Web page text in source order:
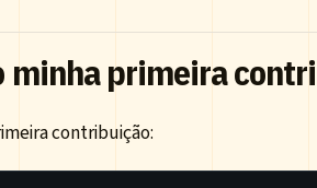
minha primeira
contribuição: